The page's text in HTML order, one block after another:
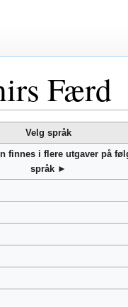
Færd
Velg språk
finnes i flere utgaver på
språk ►